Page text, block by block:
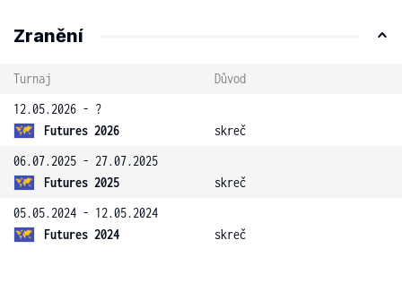
Zranění
Turnaj
Důvod
12.05.2026 - ?
Futures 2026
skreč
06.07.2025 - 27.07.2025
Futures 2025
skreč
05.05.2024 - 12.05.2024
Futures 2024
skreč